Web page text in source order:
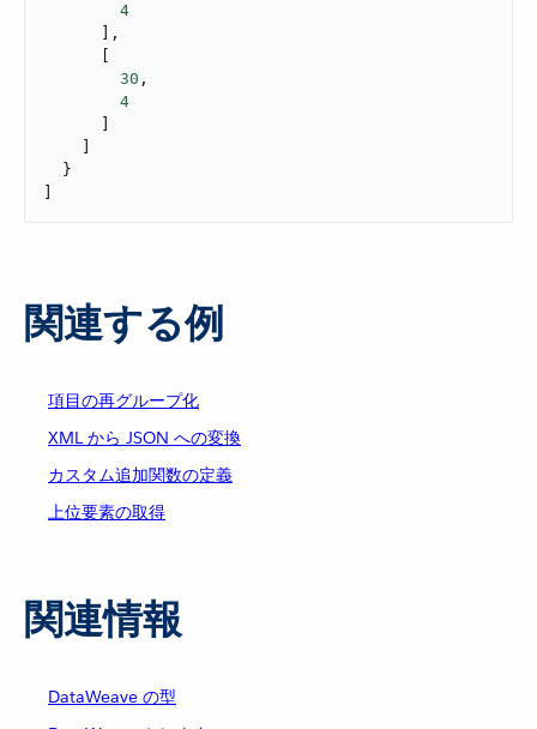
4
      ],
30 ,
4
  }
関連する例
項目の再グループ化
XML から JSON への変換
カスタム追加関数の定義
上位要素の取得
関連情報
DataWeave の型